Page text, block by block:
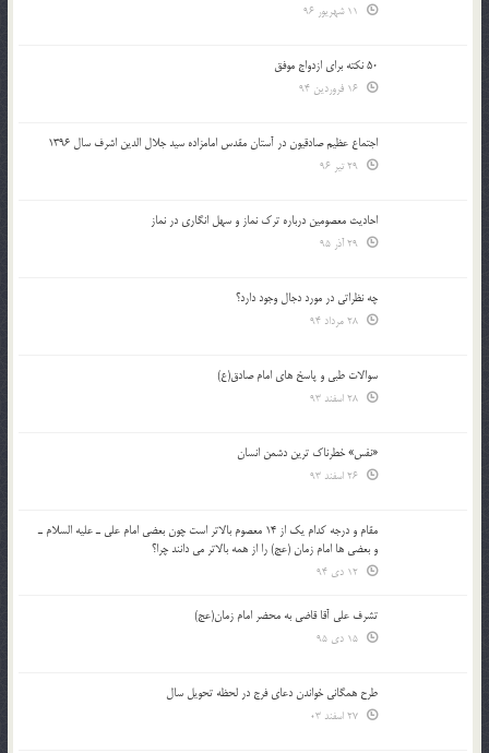
50 نکته برای ازدواج موفق
اجتماع عظیم صادقیون در آستان مقدس امامزاده سید جلال الدین اشرف سال 1396
احادیث معصومین درباره ترک نماز و سهل انگاری در نماز
چه نظراتی در مورد دجال وجود دارد؟
سوالات طبی و پاسخ های امام صادق(ع)
«نفس» خطرناک ترین دشمن انسان
مقام و درجه كدام يك از 14 معصوم بالاتر است چون بعضي امام علي ـ عليه السلام ـ
و بعضي ها امام زمان (عج) را از همه بالاتر مي دانند چرا؟
تشرف علي آقا قاضي به محضر امام زمان(عج)
طرح همگانی خواندن دعای فرج در لحظه تحویل سال